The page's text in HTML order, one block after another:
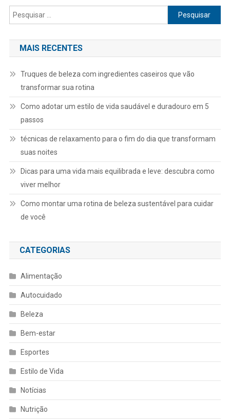
Pesquisar
por:
MAIS RECENTES
Truques de beleza com ingredientes caseiros que vão
transformar sua rotina
Como adotar um estilo de vida saudável e duradouro em 5
passos
técnicas de relaxamento para o fim do dia que transformam
suas noites
Dicas para uma vida mais equilibrada e leve: descubra como
viver melhor
Como montar uma rotina de beleza sustentável para cuidar
de você
CATEGORIAS
Alimentação
Autocuidado
Beleza
Bem-estar
Esportes
Estilo de Vida
Notícias
Nutrição